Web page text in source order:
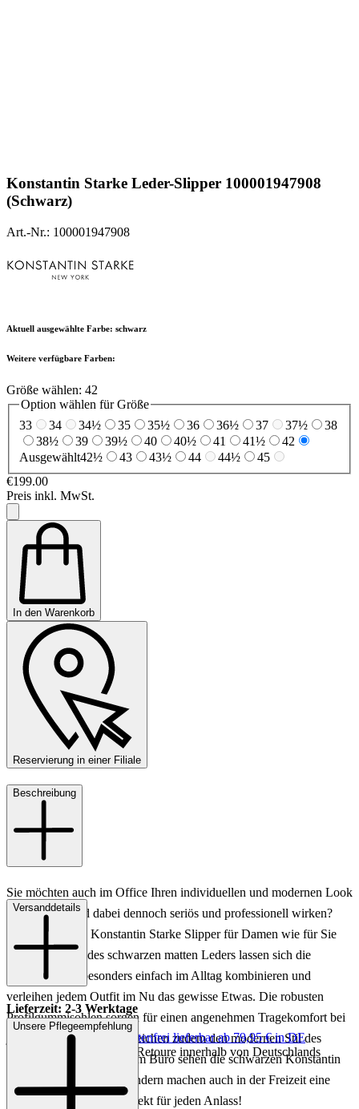
Konstantin Starke Leder-Slipper 100001947908
(Schwarz)
Art.-Nr.: 100001947908
Aktuell ausgewählte Farbe: schwarz
Weitere verfügbare Farben:
Größe wählen: 42
Option wählen für Größe
33
34 34½ 35 35½ 36 36½ 37 37½
38
38½
39 39½ 40 40½ 41 41½
42
Ausgewählt42½ 43 43½ 44 44½
45
€199.00
Preis inkl. MwSt.
In den Warenkorb
Reservierung in einer Filiale
Beschreibung
Sie möchten auch im Office Ihren individuellen und modernen Look
präsentieren und dabei dennoch seriös und professionell wirken?
Dann sind diese Konstantin Starke Slipper für Damen wie für Sie
gemacht! Dank des schwarzen matten Leders lassen sich die
Damenschuhe besonders einfach im Alltag kombinieren und
verleihen jedem Outfit im Nu das gewisse Etwas. Die robusten
Profilgummisohlen sorgen für einen angenehmen Tragekomfort bei
jedem Schritt und unterstreichen zudem den modernen Stil des
Modells. Doch nicht nur im Büro sehen die schwarzen Konstantin
Starke Slipper gut aus, sondern machen auch in der Freizeit eine
klasse Figur - einfach perfekt für jeden Anlass!
Versanddetails
Lieferzeit: 2-3 Werktage
Keine Versandkosten:
kostenfrei lieferbar ab 79,95 € in DE
Einfache und Kostenlose Retoure innerhalb von Deutschlands
Unsere Pflegeempfehlung